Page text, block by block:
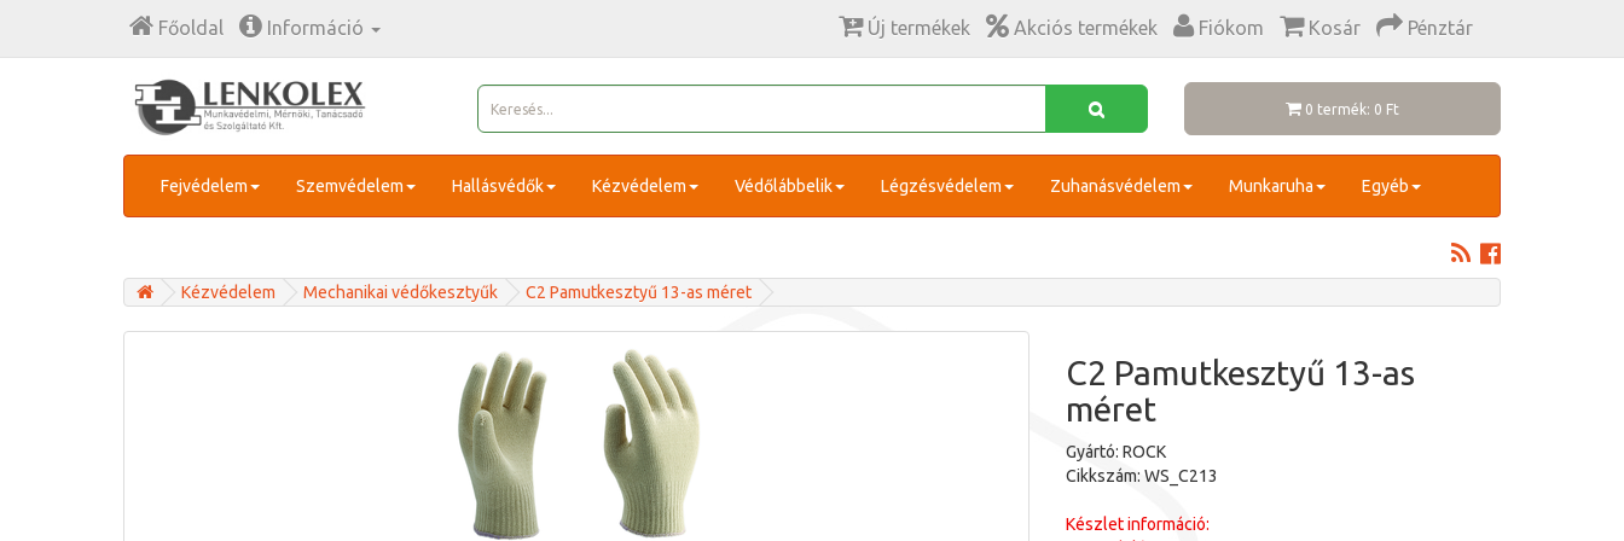
Főoldal Információ Új termékek Akciós termékek Fiókom Kosár Pénztár
0 termék: 0 Ft
Fejvédelem Szemvédelem Hallásvédők Kézvédelem Védőlábbelik Légzésvédelem Zuhanásvédelem Munkaruha Egyéb
Kézvédelem Mechanikai védőkesztyűk C2 Pamutkesztyű 13-as méret
C2 Pamutkesztyű 13-as
méret
Gyártó: ROCK
Cikkszám: WS_C213
Készlet információ: